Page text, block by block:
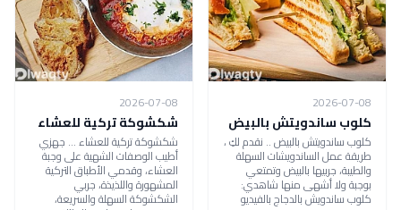
2026-07-08
كلوب ساندويتش بالبيض
كلوب ساندويتش بالبيض .. نقدم لكِ ،
طريقة عمل الساندويشات السهلة
والطيبة، جربيها بالبيض وتمتعي
بوجبة ولا أشهى منها شاهدي:
كلوب ساندويش بالدجاج بالفيديو
2026-07-08
شكشوكة تركية للعشاء
شكشوكة تركية للعشاء ... جهزي
أطيب الوصفات الشهية على وجبة
العشاء، وقدمي الأطباق التركية
المشهورة واللذيذة، جربي
الشكشوكة السهلة والسريعة،